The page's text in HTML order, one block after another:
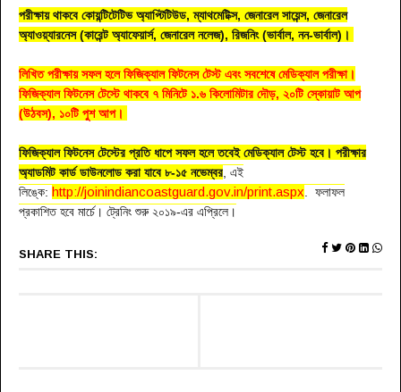
পরীক্ষায় থাকবে কোয়ন্টিটেটিভ অ্যাপ্টিটিউড, ম্যাথমেটিক্স, জেনারেল সায়েন্স, জেনারেল
অ্যাওয়্যারনেস (কারেন্ট অ্যাফেয়ার্স, জেনারেল নলেজ), রিজনিং (ভার্বাল, নন-ভার্বাল)।
লিখিত পরীক্ষায় সফল হলে ফিজিক্যাল ফিটনেস টেস্ট এবং সবশেষে মেডিক্যাল পরীক্ষা।
ফিজিক্যাল ফিটনেস টেস্টে থাকবে ৭ মিনিটে ১.৬ কিলোমিটার দৌড়, ২০টি স্কোয়াট আপ
(উঠবস), ১০টি পুশ আপ।
ফিজিক্যাল ফিটনেস টেস্টের প্রতি ধাপে সফল হলে তবেই মেডিক্যাল টেস্ট হবে। পরীক্ষার
অ্যাডমিট কার্ড ডাউনলোড করা যাবে ৮-১৫ নভেম্বর , এই
লিঙ্কে: http://joinindiancoastguard.gov.in/print.aspx . ফলাফল
প্রকাশিত হবে মার্চে। ট্রেনিং শুরু ২০১৯-এর এপ্রিলে।
SHARE THIS: